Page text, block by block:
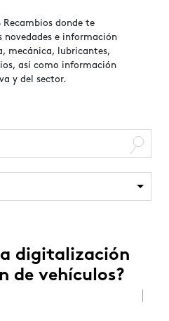
Recambios donde te
novedades e información
mecánica, lubricantes,
así como información
y del sector.
digitalización
de vehículos?